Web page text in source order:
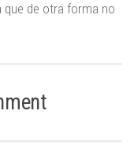
que de otra forma no